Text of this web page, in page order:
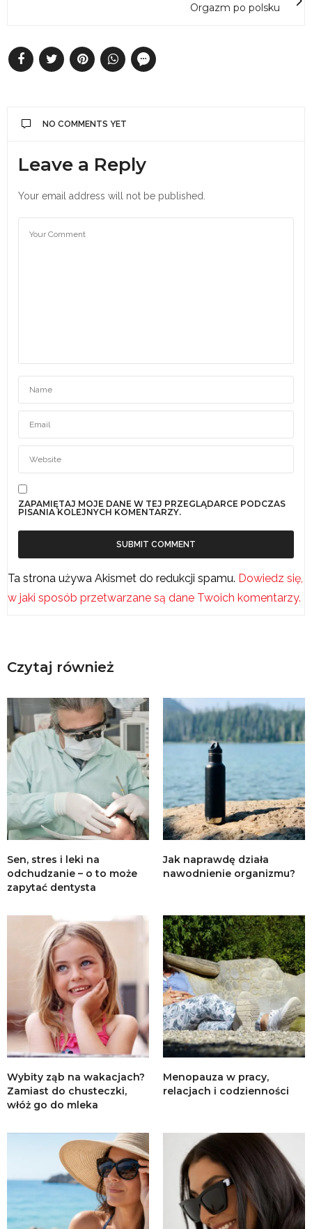
Orgazm po polsku
NO COMMENTS YET
Leave a Reply
Your email address will not be published.
ZAPAMIĘTAJ MOJE DANE W TEJ PRZEGLĄDARCE PODCZAS
PISANIA KOLEJNYCH KOMENTARZY.
Ta strona używa Akismet do redukcji spamu. Dowiedz się,
w jaki sposób przetwarzane są dane Twoich komentarzy.
Czytaj również
Sen, stres i leki na
odchudzanie – o to może
zapytać dentysta
Jak naprawdę działa
nawodnienie organizmu?
Wybity ząb na wakacjach?
Zamiast do chusteczki,
włóż go do mleka
Menopauza w pracy,
relacjach i codzienności